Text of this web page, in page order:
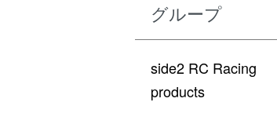
グループ
side2 RC Racing
products